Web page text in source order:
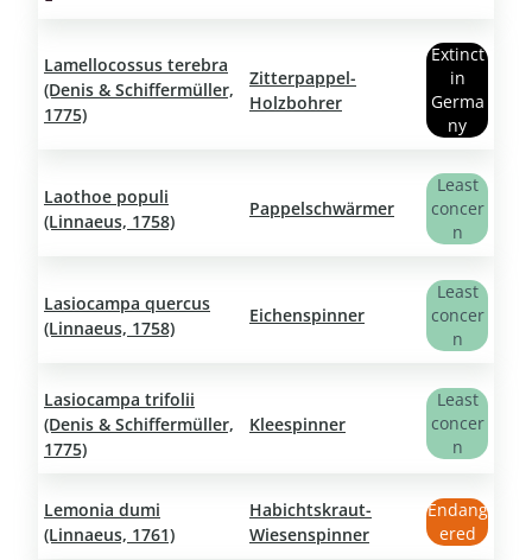
Lamellocossus terebra
(Denis & Schiffermüller,
1775)
Zitterpappel-
Holzbohrer
Extinct
in
Germa
ny
Laothoe populi
(Linnaeus, 1758)
Pappelschwärmer
Least
concer
n
Lasiocampa quercus
(Linnaeus, 1758)
Eichenspinner
Least
concer
n
Lasiocampa trifolii
(Denis & Schiffermüller,
1775)
Kleespinner
Least
concer
n
Lemonia dumi
(Linnaeus, 1761)
Habichtskraut-
Wiesenspinner
Endang
ered